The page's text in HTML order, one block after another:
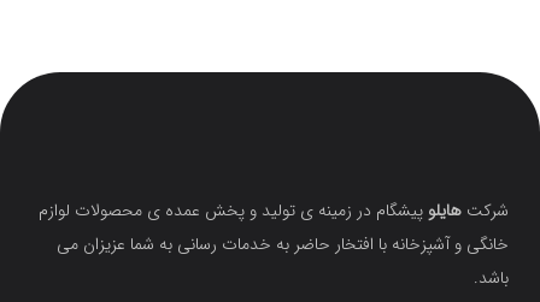
شرکت هایلو پیشگام در زمینه ی تولید و پخش عمده ی محصولات لوازم
خانگی و آشپزخانه با افتخار حاضر به خدمات رسانی به شما عزیزان می
باشد.